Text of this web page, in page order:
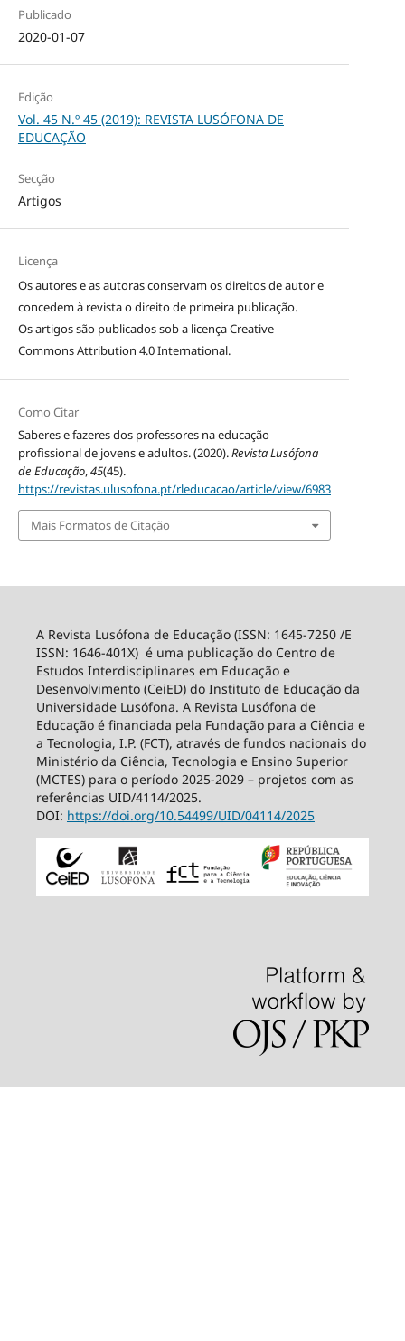
Publicado
2020-01-07
Edição
Vol. 45 N.º 45 (2019): REVISTA LUSÓFONA DE
EDUCAÇÃO
Secção
Artigos
Licença
Os autores e as autoras conservam os direitos de autor e
concedem à revista o direito de primeira publicação.
Os artigos são publicados sob a licençaCreative
Commons Attribution 4.0 International.
Como Citar
Saberes e fazeres dos professores na educação
profissional de jovens e adultos. (2020).Revista Lusófona
de Educação,45(45).
https://revistas.ulusofona.pt/rleducacao/article/view/6983
Mais Formatos de Citação
A Revista Lusófona de Educação (ISSN: 1645-7250 /E
ISSN: 1646-401X) é uma publicação do Centro de
Estudos Interdisciplinares em Educação e
Desenvolvimento (CeiED) do Instituto de Educação da
Universidade Lusófona. A Revista Lusófona de
Educação é financiada pela Fundação para a Ciência e
a Tecnologia, I.P. (FCT), através de fundos nacionais do
Ministério da Ciência, Tecnologia e Ensino Superior
(MCTES) para o período 2025-2029 – projetos com as
referências UID/4114/2025.
DOI: https://doi.org/10.54499/UID/04114/2025